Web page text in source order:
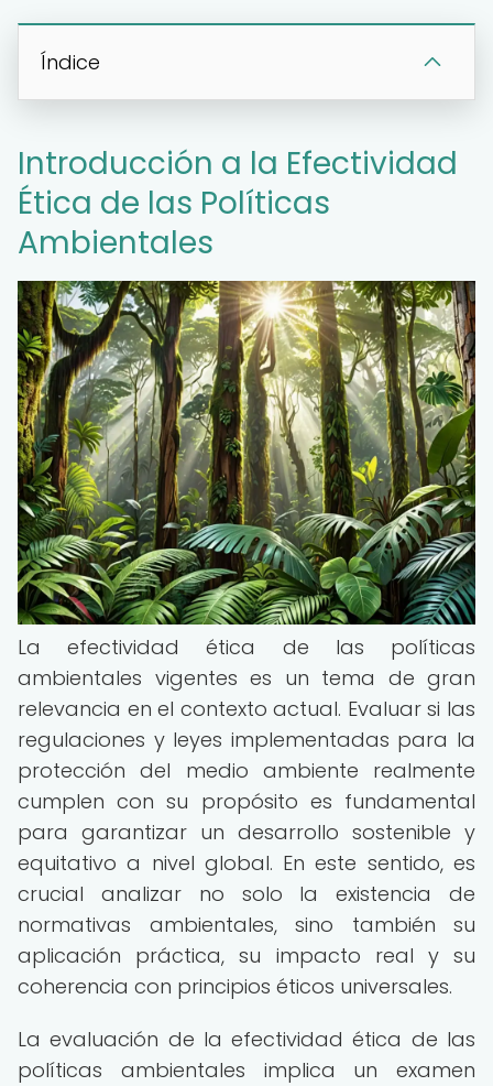
Índice
Introducción a la Efectividad
Ética de las Políticas
Ambientales
La efectividad ética de las políticas
ambientales vigentes es un tema de gran
relevancia en el contexto actual. Evaluar si las
regulaciones y leyes implementadas para la
protección del medio ambiente realmente
cumplen con su propósito es fundamental
para garantizar un desarrollo sostenible y
equitativo a nivel global. En este sentido, es
crucial analizar no solo la existencia de
normativas ambientales, sino también su
aplicación práctica, su impacto real y su
coherencia con principios éticos universales.
La evaluación de la efectividad ética de las
políticas ambientales implica un examen